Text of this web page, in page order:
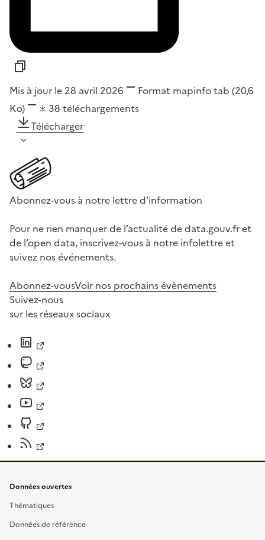
Mis à jour le 28 avril 2026 Format mapinfo tab (20,6
Ko)
38 téléchargements
Télécharger
Abonnez-vous à notre lettre d'information
Pour ne rien manquer de l’actualité de data.gouv.fr et
de l’open data, inscrivez-vous à notre infolettre et
suivez nos événements.
Abonnez-vousVoir nos prochains évènements
Suivez-nous
sur les réseaux sociaux
Données ouvertes
Thématiques
Données de référence